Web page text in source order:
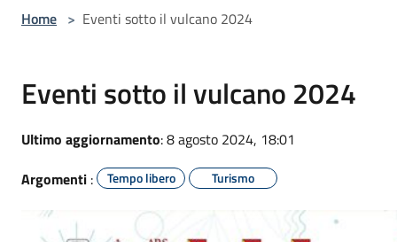
Home > Eventi sotto il vulcano 2024
Eventi sotto il vulcano 2024
Ultimo aggiornamento: 8 agosto 2024, 18:01
Argomenti : Tempo libero Turismo